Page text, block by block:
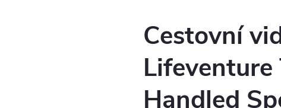
Cestovní
Handled